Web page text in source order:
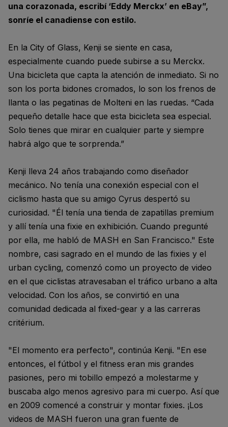
una corazonada, escribí ‘Eddy Merckx’ en eBay”,
sonríe el canadiense con estilo.
En la City of Glass, Kenji se siente en casa,
especialmente cuando puede subirse a su Merckx.
Una bicicleta que capta la atención de inmediato. Si no
son los porta bidones cromados, lo son los frenos de
llanta o las pegatinas de Molteni en las ruedas. “Cada
pequeño detalle hace que esta bicicleta sea especial.
Solo tienes que mirar en cualquier parte y siempre
habrá algo que te sorprenda.”
Kenji lleva 24 años trabajando como diseñador
mecánico. No tenía una conexión especial con el
ciclismo hasta que su amigo Cyrus despertó su
curiosidad. "Él tenía una tienda de zapatillas premium
y allí tenía una fixie en exhibición. Cuando pregunté
por ella, me habló de MASH en San Francisco." Este
nombre, casi sagrado en el mundo de las fixies y el
urban cycling, comenzó como un proyecto de video
en el que ciclistas atravesaban el tráfico urbano a alta
velocidad. Con los años, se convirtió en una
comunidad dedicada al fixed-gear y a las carreras
critérium.
"El momento era perfecto", continúa Kenji. "En ese
entonces, el fútbol y el fitness eran mis grandes
pasiones, pero mi tobillo empezó a molestarme y
buscaba algo menos agresivo para mi cuerpo. Así que
en 2009 comencé a construir y montar fixies. ¡Los
videos de MASH fueron una gran fuente de